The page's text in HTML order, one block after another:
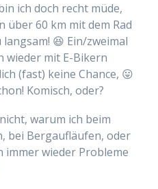
ich doch recht müde,
über 60 km mit dem Rad
😆 Ein/zweimal
wieder mit E-Bikern
(fast) keine Chance, 😛
Komisch, oder?
warum ich beim
bei Bergaufläufen, oder
immer wieder Probleme